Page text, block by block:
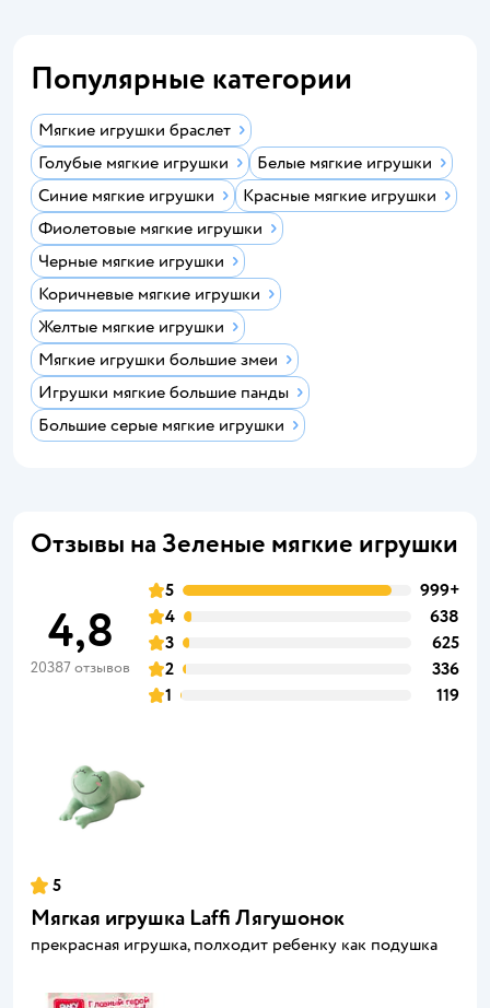
Популярные категории
Мягкие игрушки браслет
Голубые мягкие игрушки
Белые мягкие игрушки
Синие мягкие игрушки
Красные мягкие игрушки
Фиолетовые мягкие игрушки
Черные мягкие игрушки
Коричневые мягкие игрушки
Желтые мягкие игрушки
Мягкие игрушки большие змеи
Игрушки мягкие большие панды
Большие серые мягкие игрушки
Отзывы на Зеленые мягкие игрушки
4,8
20387 отзывов
5
999+
4
638
3
625
2
336
1
119
5
Мягкая игрушка Laffi Лягушонок
прекрасная игрушка, полходит ребенку как подушка